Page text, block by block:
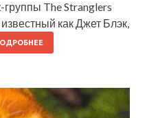
The Stranglers
как Джет Блэк,